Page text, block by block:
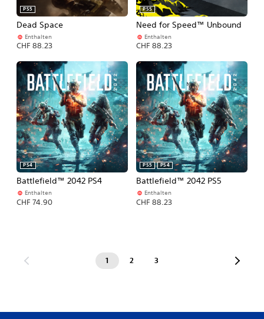
Dead Space
PS5
Enthalten
CHF 88.23
Need for Speed™ Unbound
PS5
Enthalten
CHF 88.23
Battlefield™ 2042 PS4
PS4
Enthalten
CHF 74.90
Battlefield™ 2042 PS5
PS5 PS4
Enthalten
CHF 88.23
1 2 3